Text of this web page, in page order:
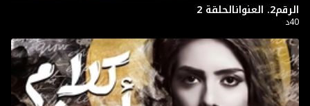
الرقم2. العنوانالحلقة 2
40د